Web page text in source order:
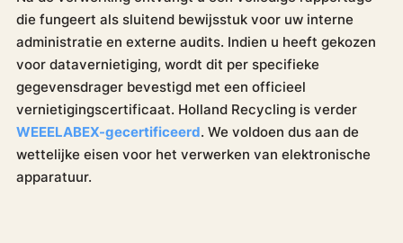
die fungeert als sluitend bewijsstuk voor uw interne
administratie en externe audits. Indien u heeft gekozen
voor datavernietiging, wordt dit per specifieke
gegevensdrager bevestigd met een officieel
vernietigingscertificaat. Holland Recycling is verder
WEEELABEX-gecertificeerd. We voldoen dus aan de
wettelijke eisen voor het verwerken van elektronische
apparatuur.